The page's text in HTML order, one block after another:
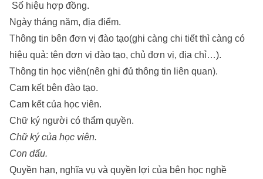
Số hiệu hợp đồng.
Ngày tháng năm, địa điểm.
Thông tin bên đơn vị đào tạo(ghi càng chi tiết thì càng có
hiệu quả: tên đơn vị đào tạo, chủ đơn vị, địa chỉ…).
Thông tin học viên(nên ghi đủ thông tin liên quan).
Cam kết bên đào tạo.
Cam kết của học viên.
Chữ ký người có thẩm quyền.
Chữ ký của học viên.
Con dấu.
Quyền hạn, nghĩa vụ và quyền lợi của bên học nghề